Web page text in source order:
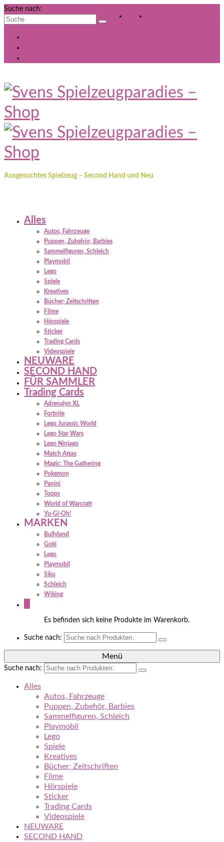
Suche nach:
Ausgesuchtes Spielzeug – Second Hand und Neu
Alles
Autos, Fahrzeuge
Puppen, Zubehör, Barbies
Sammelfiguren, Schleich
Playmobil
Lego
Spiele
Kreatives
Bücher; Zeitschriften
Filme
Hörspiele
Sticker
Trading Cards
Videospiele
NEUWARE
SECOND HAND
FÜR SAMMLER
Trading Cards
Adrenalyn XL
Fortnite
Lego Jurassic World
Lego Star Wars
Lego Ninjago
Match Attax
Magic: The Gathering
Pokemon
Panini
Topps
World of Warcraft
Yu-Gi-Oh!
MARKEN
Bullyland
Goki
Lego
Playmobil
Siku
Schleich
Wiking
Es befinden sich keine Produkte im Warenkorb.
Suche nach:
Menü
Suche nach:
Alles
Autos, Fahrzeuge
Puppen, Zubehör, Barbies
Sammelfiguren, Schleich
Playmobil
Lego
Spiele
Kreatives
Bücher; Zeitschriften
Filme
Hörspiele
Sticker
Trading Cards
Videospiele
NEUWARE
SECOND HAND